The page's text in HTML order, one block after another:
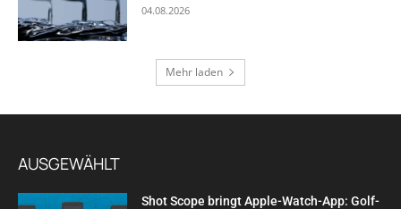
04.08.2026
Mehr laden
AUSGEWÄHLT
Shot Scope bringt Apple-Watch-App: Golf-